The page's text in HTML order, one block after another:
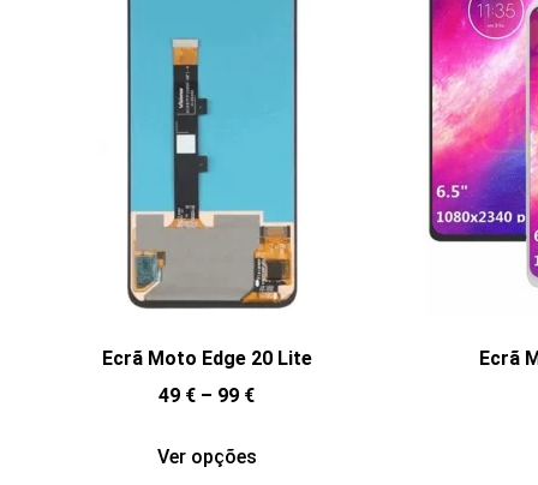
Ecrã Moto Edge 20 Lite
49 € – 99 €
Ver opções
Ecrã